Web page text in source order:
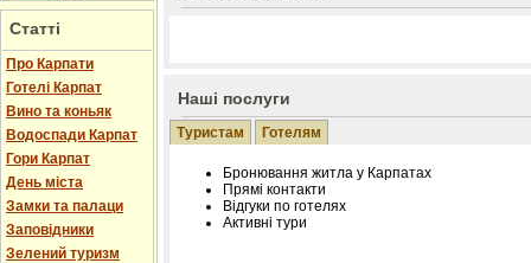
Статті
Про Карпати
Готелі Карпат
Вино та коньяк
Водоспади Карпат
Гори Карпат
День міста
Замки та палаци
Заповідники
Зелений туризм
Наші послуги
Туристам Готелям
Бронювання житла у Карпатах
Прямі контакти
Відгуки по готелях
Активні тури